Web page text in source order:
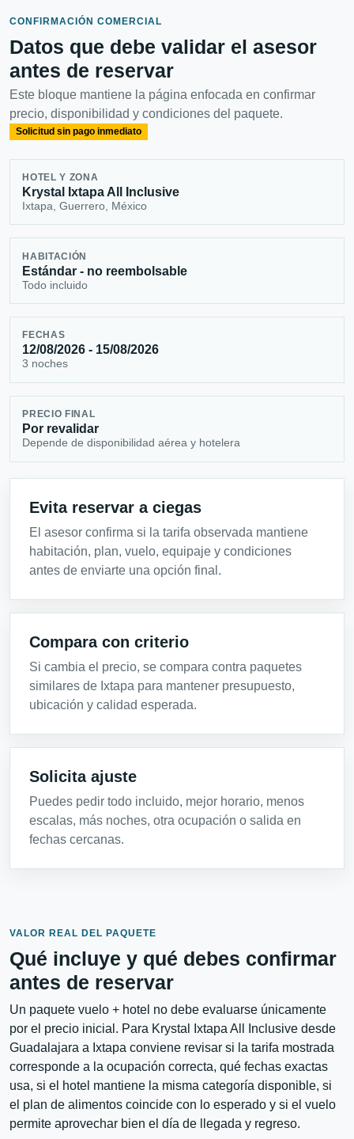
CONFIRMACIÓN COMERCIAL
Datos que debe validar el asesor
antes de reservar
Este bloque mantiene la página enfocada en confirmar
precio, disponibilidad y condiciones del paquete.
Solicitud sin pago inmediato
HOTEL Y ZONA
Krystal Ixtapa All Inclusive
Ixtapa, Guerrero, México
HABITACIÓN
Estándar - no reembolsable
Todo incluido
FECHAS
12/08/2026 - 15/08/2026
3 noches
PRECIO FINAL
Por revalidar
Depende de disponibilidad aérea y hotelera
Evita reservar a ciegas
El asesor confirma si la tarifa observada mantiene
habitación, plan, vuelo, equipaje y condiciones
antes de enviarte una opción final.
Compara con criterio
Si cambia el precio, se compara contra paquetes
similares de Ixtapa para mantener presupuesto,
ubicación y calidad esperada.
Solicita ajuste
Puedes pedir todo incluido, mejor horario, menos
escalas, más noches, otra ocupación o salida en
fechas cercanas.
VALOR REAL DEL PAQUETE
Qué incluye y qué debes confirmar
antes de reservar
Un paquete vuelo + hotel no debe evaluarse únicamente
por el precio inicial. Para Krystal Ixtapa All Inclusive desde
Guadalajara a Ixtapa conviene revisar si la tarifa mostrada
corresponde a la ocupación correcta, qué fechas exactas
usa, si el hotel mantiene la misma categoría disponible, si
el plan de alimentos coincide con lo esperado y si el vuelo
permite aprovechar bien el día de llegada y regreso.